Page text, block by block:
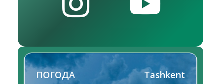
ПОГОДА Tashkent